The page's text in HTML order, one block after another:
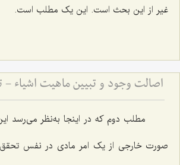
غیر از این بحث است. این یک مطلب است.
مطلب دوم که در اینجا به‌نظر می‌رسد
صورت خارجی از یک امر مادی در نفس